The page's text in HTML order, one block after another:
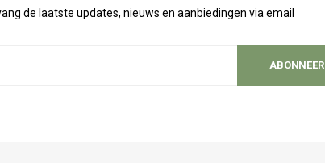
de laatste updates, nieuws en aanbiedingen via email
ABONNEER